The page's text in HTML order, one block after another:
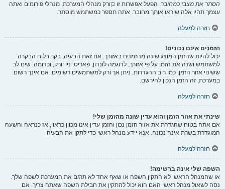
הסתר את מצבי כמחובר. הפעל אפשרות זו כןורק מנהלי המערכת, מנהלי פורומים ואתה
עצמך תהיו אלה שיראו אותך מחובר. אתה תספר כמשתמש מוסתר.
חזרה למעלה
הזמנים אינם נכונים!
יכול להיות שהזמן המוצג שונה מהזמנים באזורך. אם זאת הבעיה, בקר בלוח הבקרה
למשתמש ושנה את הזמן על פי אזורך, לדוגמה לונדון, פאריס, ניו יורק, וכדומה. שים לב
ששינוי אזור הזמן, כמו רוב ההגדרות, ניתן אך ורק למשתמשים רשומים. אם אינך רשום
במערכת, זה הזמן הנכון להירשם.
חזרה למעלה
שינתי את אזור הזמן והוא עדין שונה מהזמן שלי!
אם אתה בטוח שהגדרת את אזור הזמן נכון והזמן עדין אינו מכוון כראוי, אז כנראה והשעה
המוגדרת בשרת אינה נכונה. אנא יידע מנהל ראשי כדי לתקן את הבעיה
חזרה למעלה
השפה שלי אינה ברשימה!
או שהמנהל הראשי לא התקין השפה או שאף אחד לא תרגם את המערכת לשפה שלך.
נסה לשאול מנהל ראשי האם הוא יכול להתקין את חבילת השפה שאתה צריך. אם